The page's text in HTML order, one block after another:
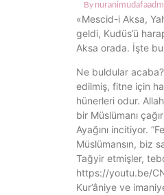
By
«Mescid-i Aksa,
geldi, Kudüs’ü
Aksa orada. İşte
Ne buldular
edilmiş, fitne için
hünerleri odur.
bir Müslümanı
Ayağını incitiyor.
Müslümansın, biz
Tağyir etmişler,
https://youtu.be/
Kur’âniye ve